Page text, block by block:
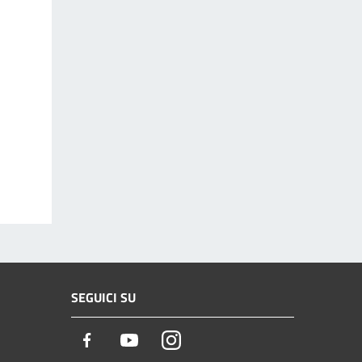
SEGUICI SU
Facebook YoutubeInstagram